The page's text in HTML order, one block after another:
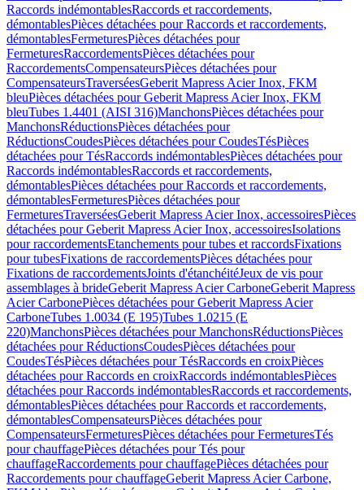
Raccords indémontablesRaccords et raccordements,
démontablesPièces détachées pour Raccords et raccordements,
démontablesFermeturesPièces détachées pour
FermeturesRaccordementsPièces détachées pour
RaccordementsCompensateursPièces détachées pour
CompensateursTraverséesGeberit Mapress Acier Inox, FKM
bleuPièces détachées pour Geberit Mapress Acier Inox, FKM
bleuTubes 1.4401 (AISI 316)ManchonsPièces détachées pour
ManchonsRéductionsPièces détachées pour
RéductionsCoudesPièces détachées pour CoudesTésPièces
détachées pour TésRaccords indémontablesPièces détachées pour
Raccords indémontablesRaccords et raccordements,
démontablesPièces détachées pour Raccords et raccordements,
démontablesFermeturesPièces détachées pour
FermeturesTraverséesGeberit Mapress Acier Inox, accessoiresPièces
détachées pour Geberit Mapress Acier Inox, accessoiresIsolations
pour raccordementsEtanchements pour tubes et raccordsFixations
pour tubesFixations de raccordementsPièces détachées pour
Fixations de raccordementsJoints d'étanchéitéJeux de vis pour
assemblages à brideGeberit Mapress Acier CarboneGeberit Mapress
Acier CarbonePièces détachées pour Geberit Mapress Acier
CarboneTubes 1.0034 (E 195)Tubes 1.0215 (E
220)ManchonsPièces détachées pour ManchonsRéductionsPièces
détachées pour RéductionsCoudesPièces détachées pour
CoudesTésPièces détachées pour TésRaccords en croixPièces
détachées pour Raccords en croixRaccords indémontablesPièces
détachées pour Raccords indémontablesRaccords et raccordements,
démontablesPièces détachées pour Raccords et raccordements,
démontablesCompensateursPièces détachées pour
CompensateursFermeturesPièces détachées pour FermeturesTés
pour chauffagePièces détachées pour Tés pour
chauffageRaccordements pour chauffagePièces détachées pour
Raccordements pour chauffageGeberit Mapress Acier Carbone,